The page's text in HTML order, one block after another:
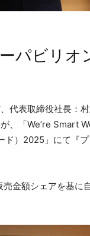
パビリオ
代表取締役社長：
、「We’re Smart
ド）2025」にて『
金額シェアを基に